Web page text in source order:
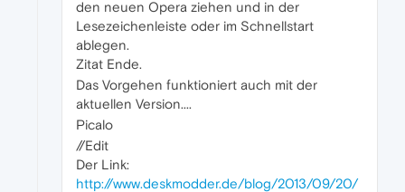
den neuen Opera ziehen und in der
Lesezeichenleiste oder im Schnellstart
ablegen.
Zitat Ende.
Das Vorgehen funktioniert auch mit der
aktuellen Version....
Picalo
//Edit
Der Link:
http://www.deskmodder.de/blog/2013/09/20/